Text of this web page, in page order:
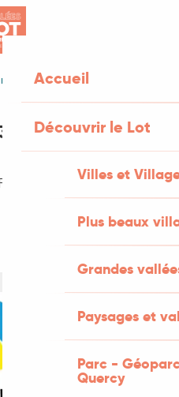
Accueil
Découvrir le Lot
Villes et
Plus beaux
Grandes
Paysages et
Parc -
Quercy